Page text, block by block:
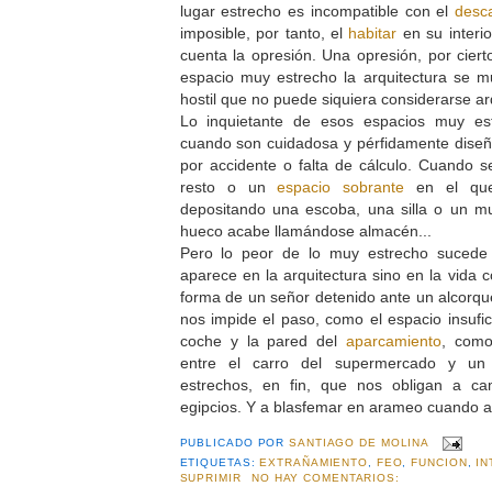
lugar estrecho es incompatible con el
imposible, por tanto, el habitar en su
cuenta la opresión. Una opresión, por
espacio muy estrecho la arquitectura se
hostil que no puede siquiera considerarse
Lo inquietante de esos espacios muy
cuando son cuidadosa y pérfidamente
por accidente o falta de cálculo. Cuando
resto o unespacio sobrante en el
depositando una escoba, una silla o un
hueco acabe llamándose almacén...
Pero lo peor de lo muy estrecho
aparece en la arquitectura sino en la vida
forma de un señor detenido ante un
nos impide el paso, como el espacio
coche y la pared delaparcamiento ,
entre el carro del supermercado y un
estrechos, en fin, que nos obligan a
egipcios. Y a blasfemar en arameo cuando
PUBLICADO PORSANTIAGO DE MOLINA
ETIQUETAS:EXTRAÑAMIENTO FEO ,FUNCION
SUPRIMIR
NO HAY COMENTARIOS: